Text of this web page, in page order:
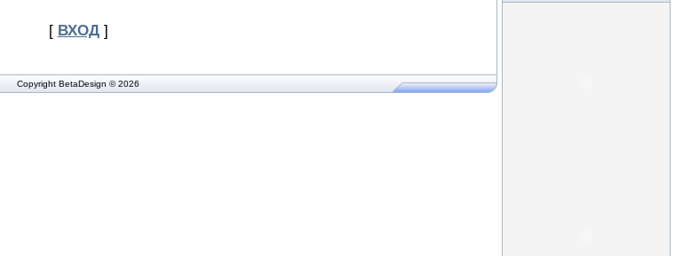
[ ВХОД]
Copyright BetaDesign © 2026